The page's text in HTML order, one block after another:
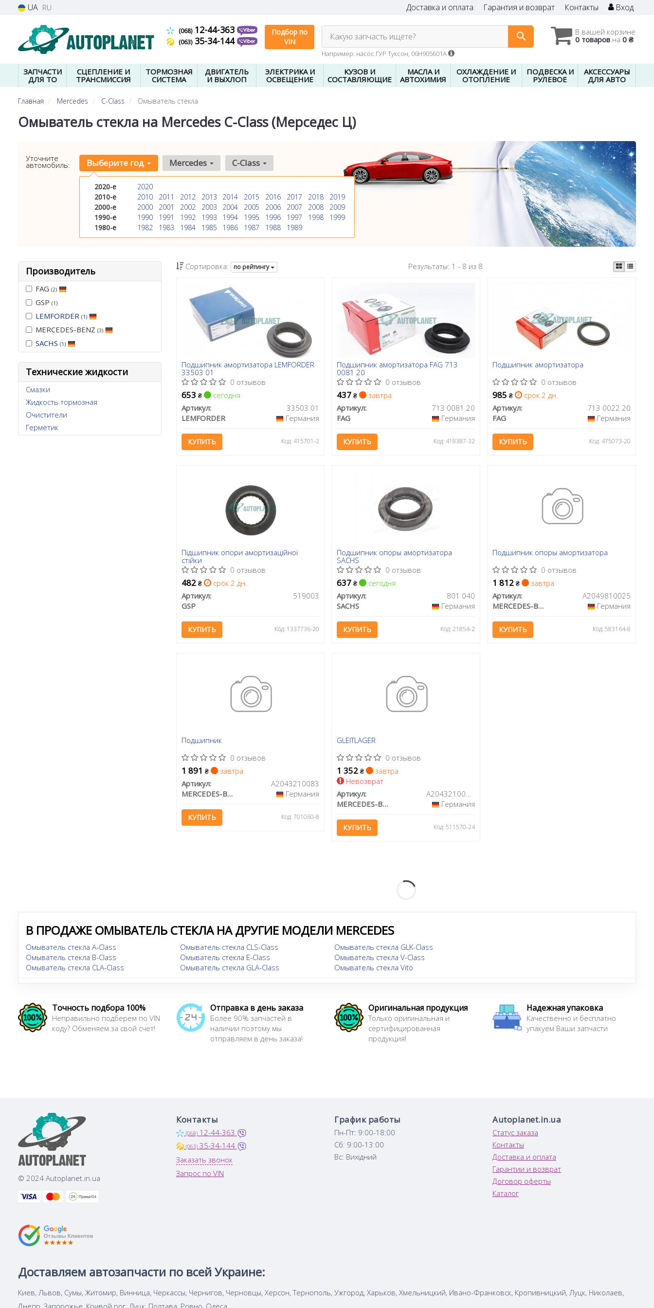
UA RU Доставка и оплата Гарантия и возврат Контакты Вход
(068)12-44-363
(063)35-34-144
Подбор по
VIN
В вашей корзине
0 товаров на 0 ₴
Какую запчасть ищете?
Например: насос ГУР Туксон, 06H905601A
ЗАПЧАСТИ
ДЛЯ ТО
СЦЕПЛЕНИЕ И
ТРАНСМИССИЯ
ТОРМОЗНАЯ
СИСТЕМА
ДВИГАТЕЛЬ
И ВЫХЛОП
ЭЛЕКТРИКА И
ОСВЕЩЕНИЕ
КУЗОВ И
СОСТАВЛЯЮЩИЕ
МАСЛА И
АВТОХИМИЯ
ОХЛАЖДЕНИЕ И
ОТОПЛЕНИЕ
ПОДВЕСКА И
РУЛЕВОЕ
АКСЕССУАРЫ
ДЛЯ АВТО
Главная Mercedes C-Class Омыватель стекла
Омыватель стекла на Mercedes C-Class (Мерседес Ц)
Уточните
автомобиль: Выберите год
2020-е
2020
2010-е
2010 2011 2012 2013 2014 2015 2016 2017 2018
2019
2000-е
2000 2001 2002 2003 2004 2005 2006 2007 2008
2009
1990-е
1990 1991 1992 1993 1994 1995 1996 1997 1998
1999
1980-е
1982 1983 1984 1985 1986 1987 1988 1989
Mercedes C-Class
Производитель
FAG (2)
GSP (1)
LEMFORDER (1)
MERCEDES-BENZ (3)
SACHS (1)
Технические жидкости
Смазки
Жидкость тормозная
Очистители
Герметик
Сортировка: по рейтингу Результаты: 1 - 8 из 8
Подшипник амортизатора LEMFORDER
33503 01
0 отзывов
653 ₴
сегодня
Артикул:
33503 01
LEMFORDER
Германия
КУПИТЬ Код: 415701-2
Подшипник амортизатора FAG 713
0081 20
0 отзывов
437₴
завтра
Артикул:
713 0081 20
FAG
Германия
КУПИТЬ Код: 418387-32
Подшипник амортизатора
0 отзывов
985₴
срок 2 дн.
Артикул:
713 0022 20
FAG
Германия
КУПИТЬ Код: 475073-20
Підшипник опори амортизаційної
стійки
0 отзывов
482 ₴
срок 2 дн.
Артикул:
519003
GSP
КУПИТЬ Код: 1337736-20
Подшипник опоры амортизатора
SACHS
0 отзывов
637₴
сегодня
Артикул:
801 040
SACHS
Германия
КУПИТЬ Код: 21854-2
Подшипник опоры амортизатора
0 отзывов
1 812₴
завтра
Артикул:
A2049810025
MERCEDES-BENZ
Германия
КУПИТЬ Код: 583164-8
Подшипник
0 отзывов
1 891 ₴
завтра
Артикул:
A2043210083
MERCEDES-BENZ
Германия
КУПИТЬ Код: 701060-8
GLEITLAGER
0 отзывов
1 352₴
завтра
Невозврат
Артикул:
MERCEDES-BENZ
Германия
КУПИТЬ Код: 511570-24
В ПРОДАЖЕ ОМЫВАТЕЛЬ СТЕКЛА НА ДРУГИЕ МОДЕЛИ MERCEDES
Омыватель стекла A-Class
Омыватель стекла B-Class
Омыватель стекла CLA-Class
Омыватель стекла CLS-Class
Омыватель стекла E-Class
Омыватель стекла GLA-Class
Омыватель стекла GLK-Class
Омыватель стекла V-Class
Омыватель стекла Vito
Точность подбора 100%
Неправильно подберем по VIN
коду? Обменяем за свой счет!
Отправка в день заказа
Более 90% запчастей в
наличии поэтому мы
отправляем в день заказа!
Оригинальная продукция
Только оригинальная и
сертифицированная
продукция!
Надежная упаковка
Качественно и бесплатно
упакуем Ваши запчасти
© 2024 Autoplanet.in.ua
Контакты
(068) 12-44-363
(063) 35-34-144
Заказать звонок
Запрос по VIN
График работы
Пн-Пт: 9:00-18:00
Сб: 9:00-13:00
Вс: Вихідний
Autoplanet.in.ua
Статус заказа
Контакты
Доставка и оплата
Гарантии и возврат
Договор оферты
Каталог
Доставляем автозапчасти по всей Украине:
Киев, Львов, Сумы, Житомир, Винница, Черкассы, Чернигов, Черновцы, Херсон, Тернополь, Ужгород, Харьков, Хмельницкий, Ивано-Франковск, Кропивницкий, Луцк, Николаев,